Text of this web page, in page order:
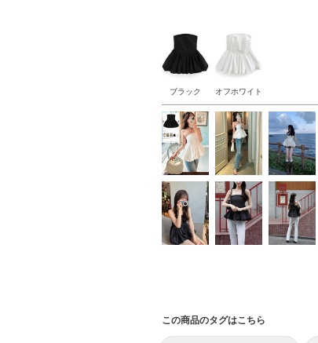
ブラック オフホワイト
この商品のタグはこちら